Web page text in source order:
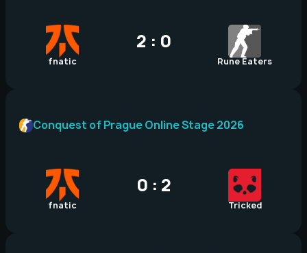
fnatic
2 : 0
Rune Eaters
fnatic
0 : 2
Tricked
Conquest of Prague Online Stage 2026